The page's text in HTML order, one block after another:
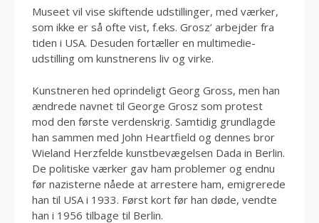
Museet vil vise skiftende udstillinger, med værker,
som ikke er så ofte vist, f.eks. Grosz’ arbejder fra
tiden i USA. Desuden fortæller en multimedie-
udstilling om kunstnerens liv og virke.
Kunstneren hed oprindeligt Georg Gross, men han
ændrede navnet til George Grosz som protest
mod den første verdenskrig. Samtidig grundlagde
han sammen med John Heartfield og dennes bror
Wieland Herzfelde kunstbevægelsen Dada in Berlin.
De politiske værker gav ham problemer og endnu
før nazisterne nåede at arrestere ham, emigrerede
han til USA i 1933. Først kort før han døde, vendte
han i 1956 tilbage til Berlin.